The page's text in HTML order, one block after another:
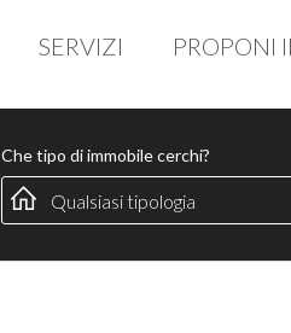
SERVIZI PROPONI
Che tipo di immobile cerchi?